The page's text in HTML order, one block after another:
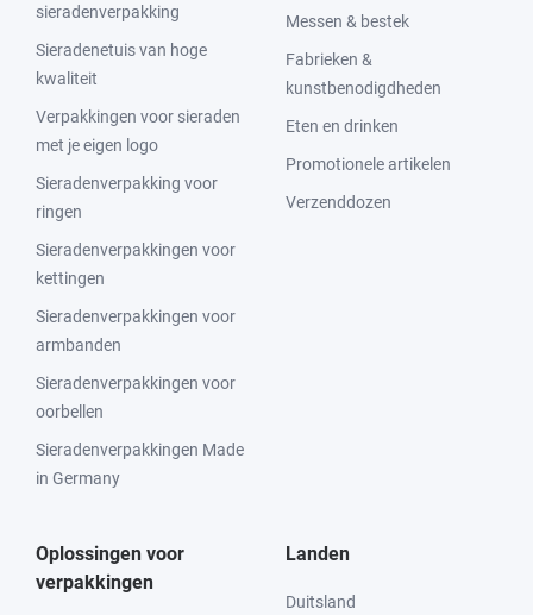
sieradenverpakking
Sieradenetuis van hoge
kwaliteit
Verpakkingen voor sieraden
met je eigen logo
Sieradenverpakking voor
ringen
Sieradenverpakkingen voor
kettingen
Sieradenverpakkingen voor
armbanden
Sieradenverpakkingen voor
oorbellen
Sieradenverpakkingen Made
in Germany
Messen & bestek
Fabrieken &
kunstbenodigdheden
Eten en drinken
Promotionele artikelen
Verzenddozen
Oplossingen voor
verpakkingen
Landen
Duitsland